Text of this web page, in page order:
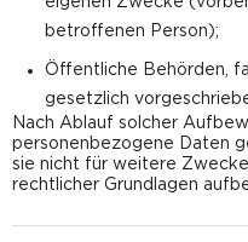
betroffenen Person);
Öffentliche Behörden,
gesetzlich
Nach Ablauf solcher
personenbezogene Daten
sie nicht für weitere
rechtlicher Grundlagen